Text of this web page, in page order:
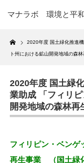
マナラボ 環境と平
Home
2020年度 国土緑化推進
ト州における鉱山開発地域の森林
2020年度 国土緑
業助成 「フィリ
開発地域の森林再
フィリピン・ベンゲ
再生事業 （国土緑